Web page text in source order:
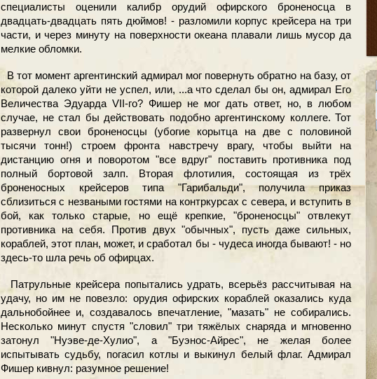
специалисты оценили калибр орудий офирского броненосца в
двадцать-двадцать пять дюймов! - разломили корпус крейсера на три
части, и через минуту на поверхности океана плавали лишь мусор да
мелкие обломки.
В тот момент аргентинский адмирал мог повернуть обратно на базу, от
которой далеко уйти не успел, или, ...а что сделал бы он, адмирал Его
Величества Эдуарда VII-го? Фишер не мог дать ответ, но, в любом
случае, не стал бы действовать подобно аргентинскому коллеге. Тот
развернул свои броненосцы (убогие корытца на две с половиной
тысячи тонн!) строем фронта навстречу врагу, чтобы выйти на
дистанцию огня и поворотом "все вдруг" поставить противника под
полный бортовой залп. Вторая флотилия, состоящая из трёх
броненосных крейсеров типа "Гарибальди", получила приказ
сблизиться с незваными гостями на контркурсах с севера, и вступить в
бой, как только старые, но ещё крепкие, "броненосцы" отвлекут
противника на себя. Против двух "обычных", пусть даже сильных,
кораблей, этот план, может, и сработал бы - чудеса иногда бывают! - но
здесь-то шла речь об офирцах.
Патрульные крейсера попытались удрать, всерьёз рассчитывая на
удачу, но им не повезло: орудия офирских кораблей оказались куда
дальнобойнее и, создавалось впечатление, "мазать" не собирались.
Несколько минут спустя "словил" три тяжёлых снаряда и мгновенно
затонул "Нуэве-де-Хулио", а "Буэнос-Айрес", не желая более
испытывать судьбу, погасил котлы и выкинул белый флаг. Адмирал
Фишер кивнул: разумное решение!